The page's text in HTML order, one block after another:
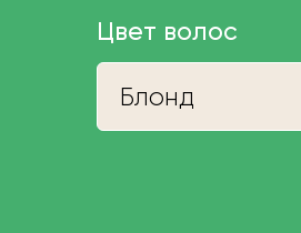
Цвет волос
Блонд